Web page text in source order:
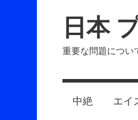
日本
重要な問題につい
中絶 エイ